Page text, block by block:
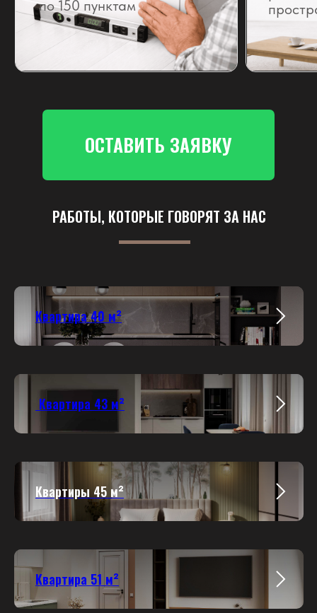
ОСТАВИТЬ ЗАЯВКУ
РАБОТЫ, КОТОРЫЕ ГОВОРЯТ ЗА НАС
Квартира 40 м²
Квартира 43 м²
Квартиры 45 м²
Квартира 51 м²